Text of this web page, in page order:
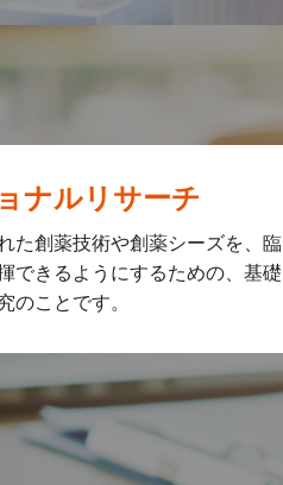
ナルリサーチ
た創薬技術や創薬シーズを、臨
できるようにするための、基礎
のことです。